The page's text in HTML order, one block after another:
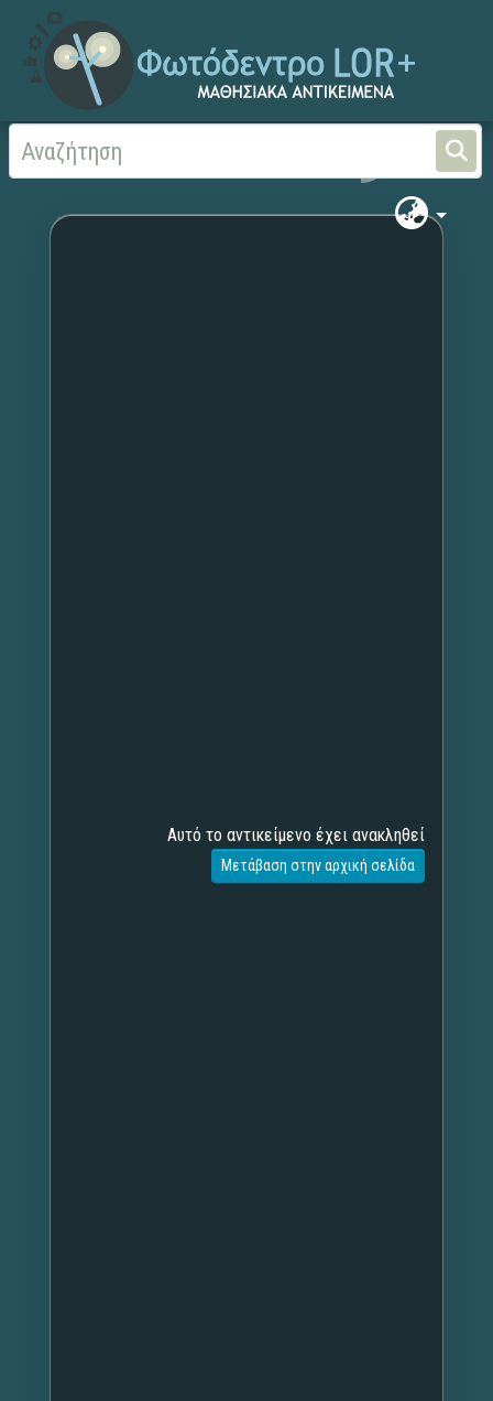
Αρχική Χωρίς τίτλο
Αυτό το αντικείμενο έχει ανακληθεί
Μετάβαση στην αρχική σελίδα